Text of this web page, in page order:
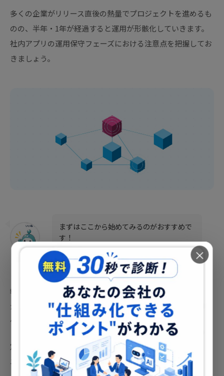
多くの企業がリリース直後の熱量でプロジェクトを進めるも
のの、半年・1年が経過すると運用が形骸化していきます。
社内アプリの運用保守フェーズにおける注意点を把握してお
きましょう。
まずはここから始めてみるのがおすすめで
す！
まず起きやすいのが「マスタデータの陳腐化」です。社員情
報・商品一覧・顧客リストなど、アプリの前提となるデータ
が更新されないままになると、アプリが実態と乖離し始め、
使われなくなります。
定期的なデータ更新のルールと担当者を明確に決め、運用マ
ニュアルに落とし込むことが大切です。
×